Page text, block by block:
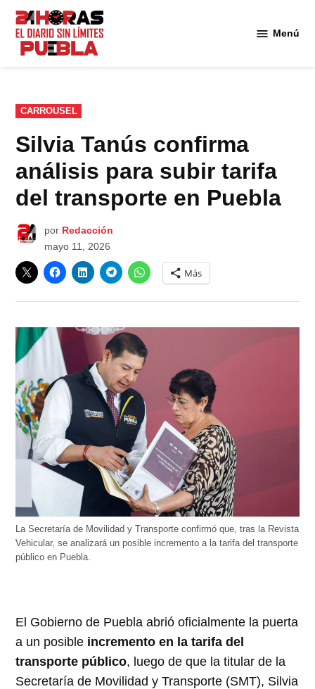
Saltar
contenido
Menú
PUBLICADO
EN
CARROUSEL
Silvia Tanús confirma
análisis para subir tarifa
del transporte en Puebla
por Redacción
mayo 11, 2026
Más
La Secretaría de Movilidad y Transporte confirmó que, tras la Revista
Vehicular, se analizará un posible incremento a la tarifa del transporte
público en Puebla.
El Gobierno de Puebla abrió oficialmente la puerta
a un posible incremento en la tarifa del
transporte público, luego de que la titular de la
Secretaría de Movilidad y Transporte (SMT), Silvia